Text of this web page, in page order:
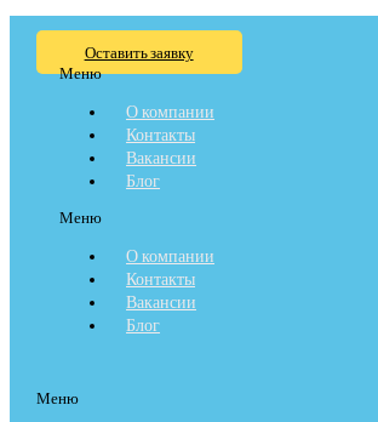
Оставить заявку
Меню
О компании
Контакты
Вакансии
Блог
Меню
О компании
Контакты
Вакансии
Блог
Меню